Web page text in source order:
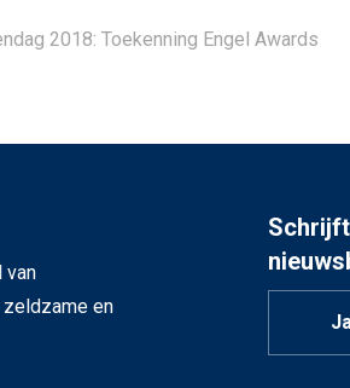
2018: Toekenning Engel Awards
van
en